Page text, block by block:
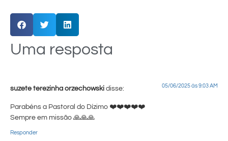
Uma resposta
suzete terezinha orzechowski disse: 05/06/2025 às 9:03 AM
Parabéns a Pastoral do Dízimo ❤️❤️❤️❤️❤️
Sempre em missão 🙏🙏🙏
Responder